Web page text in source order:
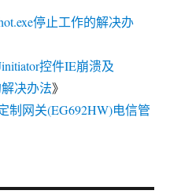
停止工作的解决办
控件IE崩溃及
决办法》
制网关(EG692HW)电信管